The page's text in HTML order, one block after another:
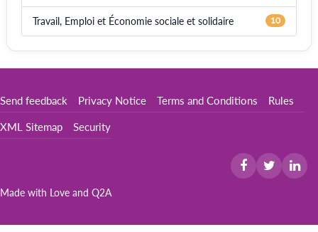
Travail, Emploi et Économie sociale et solidaire 10
Send feedback Privacy Notice Terms and Conditions Rules
XML Sitemap Security
Made with Love and Q2A